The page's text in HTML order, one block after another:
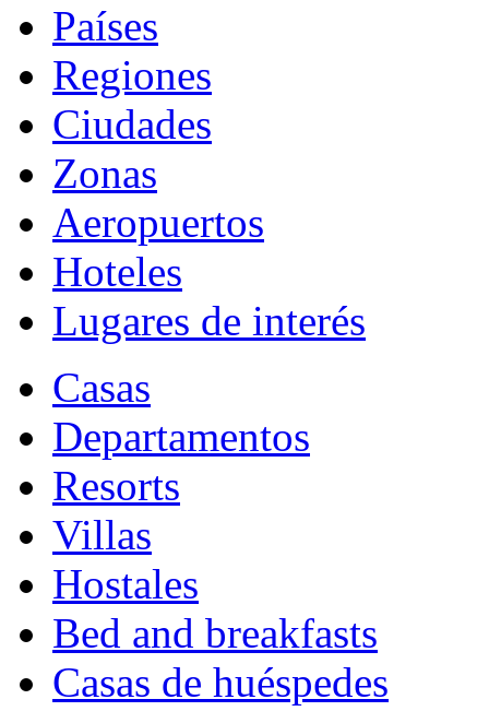
Países
Regiones
Ciudades
Zonas
Aeropuertos
Hoteles
Lugares de interés
Casas
Departamentos
Resorts
Villas
Hostales
Bed and breakfasts
Casas de huéspedes